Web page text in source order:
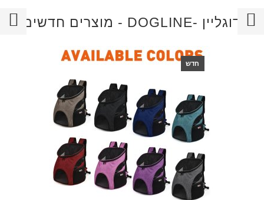
מוצרים חדשים - DOGLINE- דוגליין
חדש